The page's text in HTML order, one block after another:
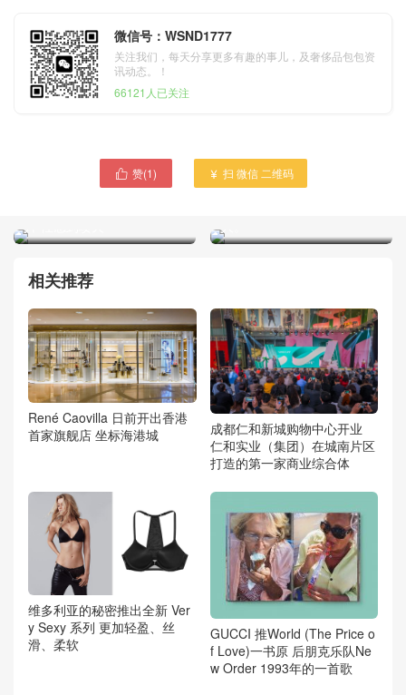
微信号：WSND1777
关注我们，每天分享更多有趣的事儿，及奢侈品包包资
讯动态。！
66121人已关注
 赞(1)  扫 微信 二维码
小李子一向对维密模特情有
英伦性感甜妞拍摄了一组内
相关推荐
René Caovilla 日前开出香港
首家旗舰店 坐标海港城
成都仁和新城购物中心开业
仁和实业（集团）在城南片区
打造的第一家商业综合体
维多利亚的秘密推出全新 Ver
y Sexy 系列 更加轻盈、丝
滑、柔软
GUCCI 推World (The Price o
f Love)一书原 后朋克乐队Ne
w Order 1993年的一首歌